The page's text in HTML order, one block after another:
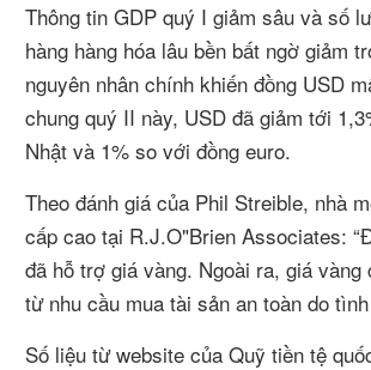
Thông tin GDP quý I giảm sâu và số
hàng hàng hóa lâu bền bất ngờ giảm
nguyên nhân chính khiến đồng USD
chung quý II này, USD đã giảm tới
Nhật và 1% so với đồng euro.
Theo đánh giá của Phil Streible, nhà
cấp cao tại R.J.O"Brien Associates:
đã hỗ trợ giá vàng. Ngoài ra, giá
từ nhu cầu mua tài sản an toàn do
Số liệu từ website của Quỹ tiền tệ